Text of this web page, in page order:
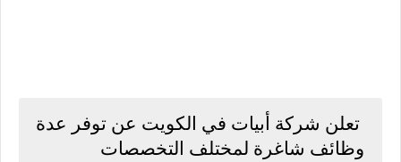
تعلن شركة أبيات في الكويت عن توفر عدة
وظائف شاغرة لمختلف التخصصات